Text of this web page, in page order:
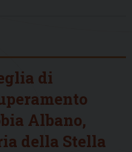
di
Albano,
della Stella